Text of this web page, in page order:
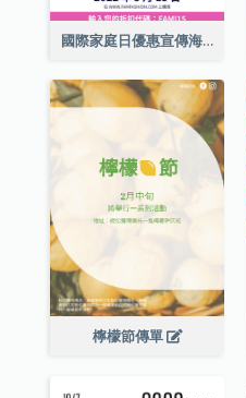
國際家庭日優惠宣傳海報
檸檬節傳單